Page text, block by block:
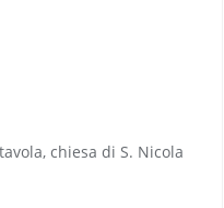
chiesa di S. Nicola